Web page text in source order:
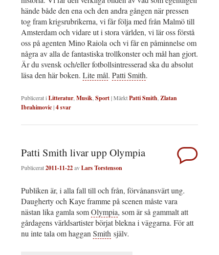
hände både den ena och den andra gången när pressen
tog fram krigsrubrikerna, vi får följa med från Malmö till
Amsterdam och vidare ut i stora världen, vi lär oss förstå
oss på agenten Mino Raiola och vi får en påminnelse om
några av alla de fantastiska trollkonster och mål han gjort.
Är du svensk och/eller fotbollsintresserad ska du absolut
läsa den här boken. Lite mål. Patti Smith.
Publicerat i Litteratur Musik Sport|MärktPatti Smith Zlatan
Ibrahimovic|4svar
Patti Smith livar upp Olympia
Publicerat2011-11-22avLars Torstenson
Publiken är, i alla fall till och från, förvånansvärt ung.
Daugherty och Kaye framme på scenen måste vara
nästan lika gamla somOlympia, som är så gammalt att
gårdagens världsartister börjat blekna i väggarna. För att
nu inte tala om haggan Smith själv.